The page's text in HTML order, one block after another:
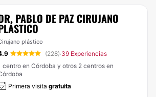
PABLO DE PAZ CIRUJANO
plástico
(228)·39 Experiencias
centro en Córdoba y otros 2 centros en
Primera visita gratuita